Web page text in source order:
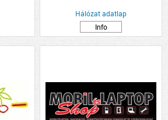
Hálózat adatlap
Info